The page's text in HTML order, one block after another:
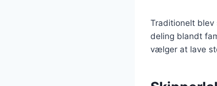
Traditionelt blev
deling blandt
vælger at lave